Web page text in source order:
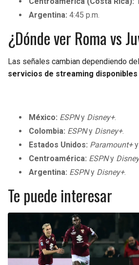
Argentina: 4:45 p.m.
¿Dónde ver Roma vs
Las señales cambian dependiendo
servicios de streaming disponibles
México: ESPNy Disney+.
Colombia: ESPNy Disney+.
Estados Unidos: Paramount+y
Centroamérica: ESPNy
Argentina: ESPNy Disney+.
Te puede interesar